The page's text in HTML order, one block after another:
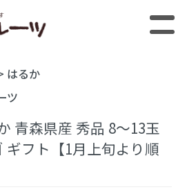
はるか
ツ
青森県産 秀品 8～13玉
ギフト【1月上旬より順